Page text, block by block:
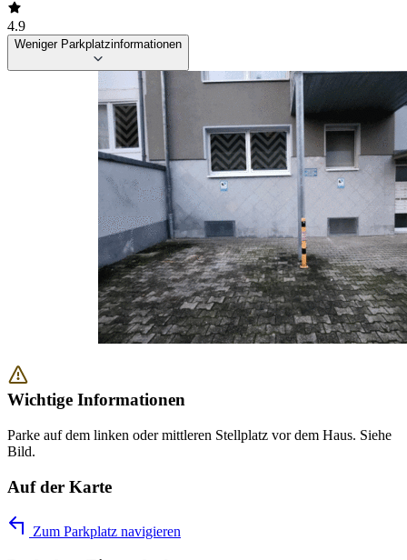
4.9
Weniger Parkplatzinformationen
Wichtige Informationen
Parke auf dem linken oder mittleren Stellplatz vor dem Haus. Siehe
Bild.
Auf der Karte
Zum Parkplatz navigieren